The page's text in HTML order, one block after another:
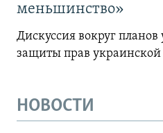
меньшинство»
Дискуссия вокруг планов
защиты прав
НОВОСТИ